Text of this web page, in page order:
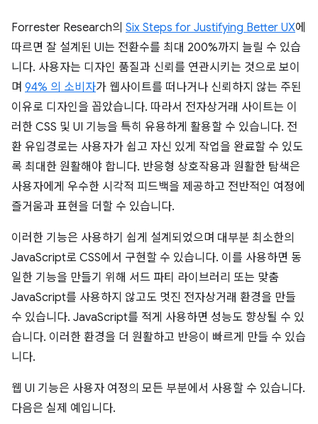
Forrester Research의 Six Steps for Justifying Better UX에
따르면 잘 설계된 UI는 전환수를 최대 200%까지 늘릴 수 있습
니다. 사용자는 디자인 품질과 신뢰를 연관시키는 것으로 보이
며 94% 의 소비자가 웹사이트를 떠나거나 신뢰하지 않는 주된
이유로 디자인을 꼽았습니다. 따라서 전자상거래 사이트는 이
러한 CSS 및 UI 기능을 특히 유용하게 활용할 수 있습니다. 전
환 유입경로는 사용자가 쉽고 자신 있게 작업을 완료할 수 있도
록 최대한 원활해야 합니다. 반응형 상호작용과 원활한 탐색은
사용자에게 우수한 시각적 피드백을 제공하고 전반적인 여정에
즐거움과 표현을 더할 수 있습니다.
이러한 기능은 사용하기 쉽게 설계되었으며 대부분 최소한의
JavaScript로 CSS에서 구현할 수 있습니다. 이를 사용하면 동
일한 기능을 만들기 위해 서드 파티 라이브러리 또는 맞춤
JavaScript를 사용하지 않고도 멋진 전자상거래 환경을 만들
수 있습니다. JavaScript를 적게 사용하면 성능도 향상될 수 있
습니다. 이러한 환경을 더 원활하고 반응이 빠르게 만들 수 있습
니다.
웹 UI 기능은 사용자 여정의 모든 부분에서 사용할 수 있습니다.
다음은 실제 예입니다.